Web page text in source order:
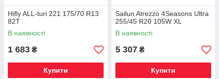
Hifly ALL-turi 221 175/70 R13
82T
В наявності
1 683 ₴
Купити
Sailun Atrezzo 4Seasons Ultra
255/45 R20 105W XL
В наявності
5 307 ₴
Купити